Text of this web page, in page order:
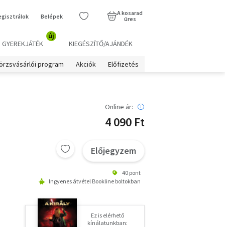
Belépek
A kosarad
üres
GYEREKJÁTÉK
új
KIEGÉSZÍTŐ/AJÁNDÉK
program Akciók Előfizetés
Online ár:
4 090 Ft
Előjegyzem
40 pont
Ingyenes átvétel Bookline boltokban
Ez is elérhető
kínálatunkban: